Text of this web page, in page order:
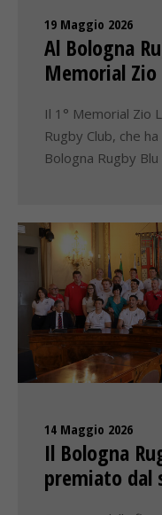
19 Maggio 2026
Al Bologna
Memorial Zio
Il 1° Memorial Zio
Rugby Club, che
Bologna Rugby
14 Maggio 2026
Il Bologna
premiato dal